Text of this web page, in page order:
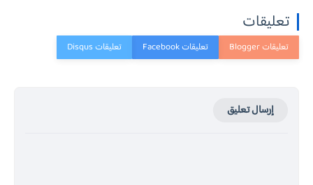
تعليقات
إرسال تعليق